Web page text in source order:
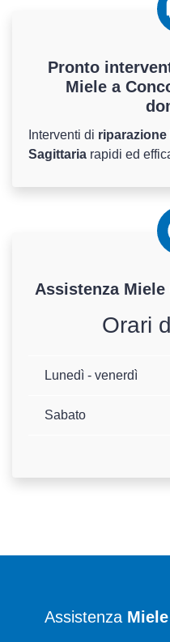
Pronto
Miele a
Interventi di
Sagittaria rapidi ed
Assistenza Miele
Orari
Lunedì - venerdì
Sabato
Assistenza Miele